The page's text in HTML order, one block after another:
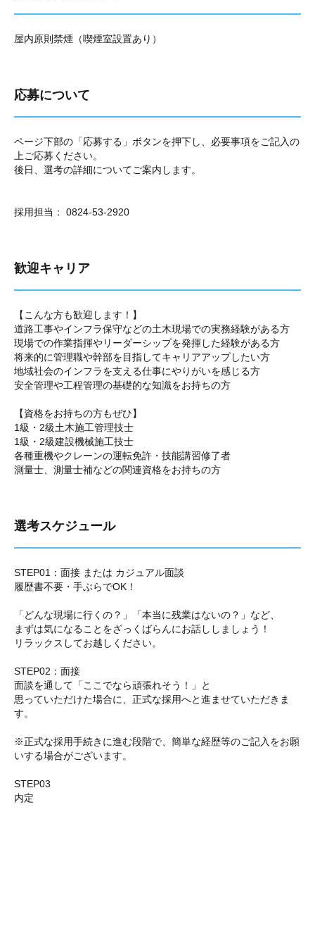
屋内原則禁煙（喫煙室設置あり）
応募について
ページ下部の「応募する」ボタンを押下し、必要事項をご記入の
上ご応募ください。
後日、選考の詳細についてご案内します。
採用担当： 0824-53-2920
歓迎キャリア
【こんな方も歓迎します！】
道路工事やインフラ保守などの土木現場での実務経験がある方
現場での作業指揮やリーダーシップを発揮した経験がある方
将来的に管理職や幹部を目指してキャリアアップしたい方
地域社会のインフラを支える仕事にやりがいを感じる方
安全管理や工程管理の基礎的な知識をお持ちの方
【資格をお持ちの方もぜひ】
1級・2級土木施工管理技士
1級・2級建設機械施工技士
各種重機やクレーンの運転免許・技能講習修了者
測量士、測量士補などの関連資格をお持ちの方
選考スケジュール
STEP01：面接 または カジュアル面談
履歴書不要・手ぶらでOK！
「どんな現場に行くの？」「本当に残業はないの？」など、
まずは気になることをざっくばらんにお話ししましょう！
リラックスしてお越しください。
STEP02：面接
面談を通して「ここでなら頑張れそう！」と
思っていただけた場合に、正式な採用へと進ませていただきま
す。
※正式な採用手続きに進む段階で、簡単な経歴等のご記入をお願
いする場合がございます。
STEP03
内定